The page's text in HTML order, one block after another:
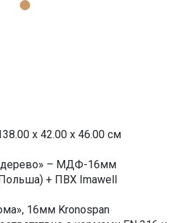
x 42.00 x 46.00 см
дерево» – МДФ-16мм
+ ПВХ Imawell
16мм Kronospan